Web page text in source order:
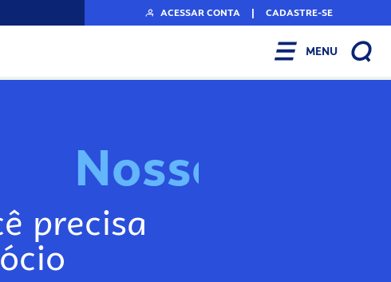
ACESSAR CONTA | CADASTRE-SE
MENU
Nosso
precisa